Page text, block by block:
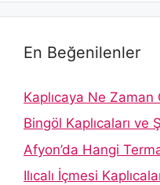
En Beğenilenler
Kaplıcaya Ne Zaman
Bingöl Kaplıcaları ve
Afyon’da Hangi
Ilıcalı İçmesi